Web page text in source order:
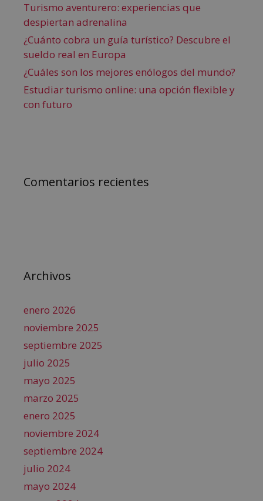
Turismo aventurero: experiencias que
despiertan adrenalina
¿Cuánto cobra un guía turístico? Descubre el
sueldo real en Europa
¿Cuáles son los mejores enólogos del mundo?
Estudiar turismo online: una opción flexible y
con futuro
Comentarios recientes
Archivos
enero 2026
noviembre 2025
septiembre 2025
julio 2025
mayo 2025
marzo 2025
enero 2025
noviembre 2024
septiembre 2024
julio 2024
mayo 2024